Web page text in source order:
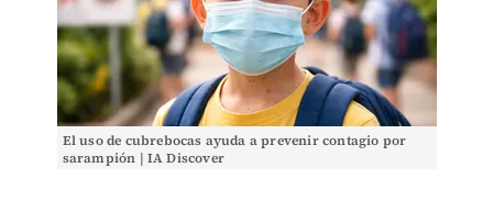
El uso de cubrebocas ayuda a prevenir contagio por
sarampión | IA Discover